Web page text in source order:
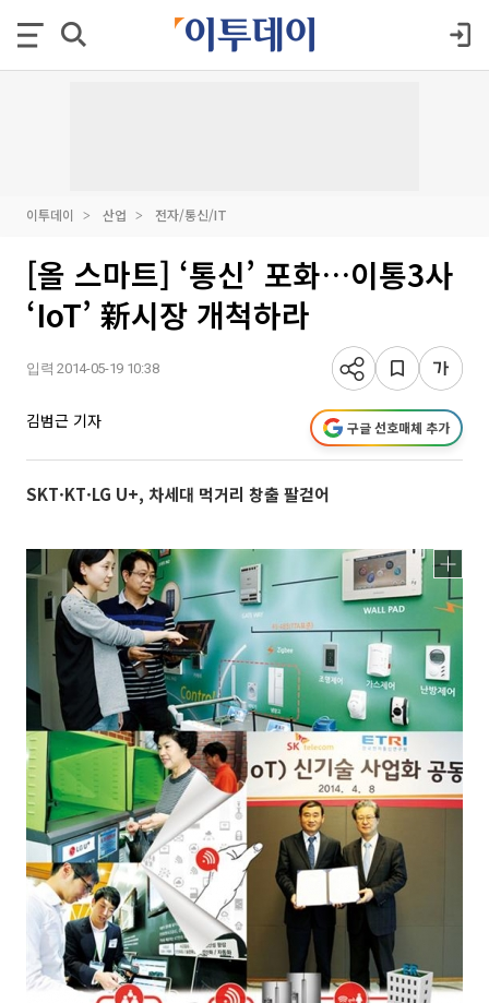
이투데이 산업 전자/통신/IT
[올 스마트] ‘통신’ 포화…이통3사
‘IoT’ 新시장 개척하라
입력 2014-05-19 10:38
김범근 기자 구글 선호매체 추가
SKT·KT·LG U+, 차세대 먹거리 창출 팔걷어